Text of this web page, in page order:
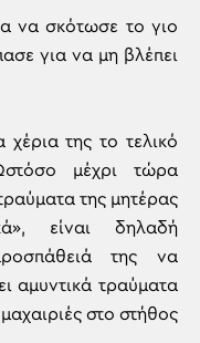
να σκότωσε το γιο
για να μη βλέπει
της το τελικό
μέχρι τώρα
της μητέρας
είναι δηλαδή
της να
αμυντικά τραύματα
στο στήθος